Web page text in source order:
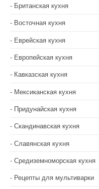
Британская кухня
Восточная кухня
Еврейская кухня
Европейская кухня
Кавказская кухня
Мексиканская кухня
Придунайская кухня
Скандинавская кухня
Славянская кухня
Средиземноморская кухня
Рецепты для мультиварки